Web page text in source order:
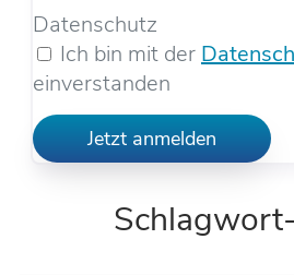
Datenschutz
Ich bin mit der
einverstanden
Jetzt anmelden